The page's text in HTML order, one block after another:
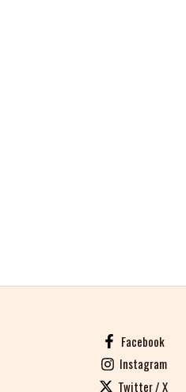
Facebook
Instagram
Twitter / X